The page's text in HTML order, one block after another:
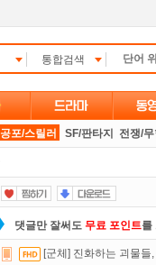
통합검색
공포/스릴러 SF/판타지 전쟁/무
댓글만 잘써도 무료 포인트를
요즘 뭐가 재밌지?고민되면
[군체] 진화하는 괴물